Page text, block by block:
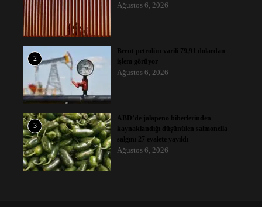
Ağustos 6, 2026
2
Brent petrolün varili 79,91 dolardan
işlem görüyor
Ağustos 6, 2026
3
ABD’de jalapeno biberlerinden
kaynaklandığı düşünülen salmonella
salgını 27 eyalete yayıldı
Ağustos 6, 2026